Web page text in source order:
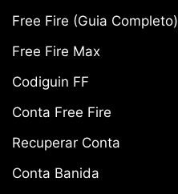
Free Fire (Guia Completo)
Free Fire Max
Codiguin FF
Conta Free Fire
Recuperar Conta
Conta Banida